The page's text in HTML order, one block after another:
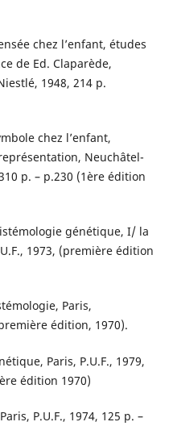
chez l’enfant, études
de Ed. Claparède,
1948, 214 p.
chez l’enfant,
Neuchâtel-
p. – p.230 (1ère édition
génétique, I/ la
1973, (première édition
Paris,
édition, 1970).
Paris, P.U.F., 1979,
édition 1970)
P.U.F., 1974, 125 p. –